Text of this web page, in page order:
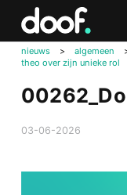
nieuws > algemeen
theo over zijn unieke rol
03-06-2026
in
Doof.nl